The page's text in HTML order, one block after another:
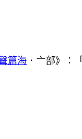
篇海 ．亠部》：「